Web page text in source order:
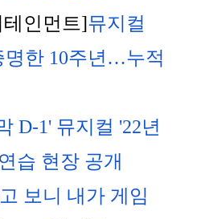
인먼트]뮤지컬
명한 10주년…누적
D-1' 뮤지컬 '22년
습 현장 공개
보니 내가 게임